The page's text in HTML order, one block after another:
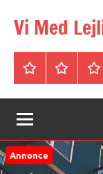
Vi Med
ForsideOm
&
Annonce